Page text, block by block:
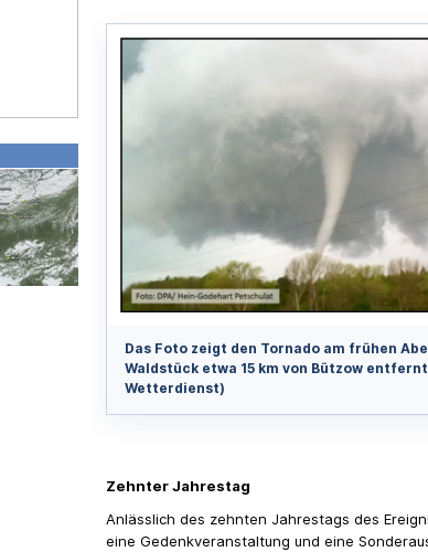
Das Foto zeigt den Tornado am frühen
Waldstück etwa 15 km von Bützow
Wetterdienst)
Zehnter Jahrestag
Anlässlich des zehnten Jahrestags des
eine Gedenkveranstaltung und eine